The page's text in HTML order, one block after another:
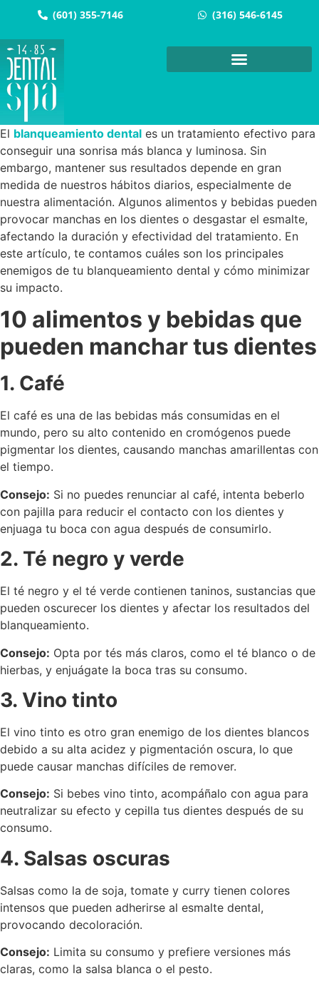
(601) 355-7146 (316) 546-6145
El blanqueamiento dental es un tratamiento efectivo para
conseguir una sonrisa más blanca y luminosa. Sin
embargo, mantener sus resultados depende en gran
medida de nuestros hábitos diarios, especialmente de
nuestra alimentación. Algunos alimentos y bebidas pueden
provocar manchas en los dientes o desgastar el esmalte,
afectando la duración y efectividad del tratamiento. En
este artículo, te contamos cuáles son los principales
enemigos de tu blanqueamiento dental y cómo minimizar
su impacto.
10 alimentos y bebidas que
pueden manchar tus dientes
1. Café
El café es una de las bebidas más consumidas en el
mundo, pero su alto contenido en cromógenos puede
pigmentar los dientes, causando manchas amarillentas con
el tiempo.
Consejo: Si no puedes renunciar al café, intenta beberlo
con pajilla para reducir el contacto con los dientes y
enjuaga tu boca con agua después de consumirlo.
2. Té negro y verde
El té negro y el té verde contienen taninos, sustancias que
pueden oscurecer los dientes y afectar los resultados del
blanqueamiento.
Consejo: Opta por tés más claros, como el té blanco o de
hierbas, y enjuágate la boca tras su consumo.
3. Vino tinto
El vino tinto es otro gran enemigo de los dientes blancos
debido a su alta acidez y pigmentación oscura, lo que
puede causar manchas difíciles de remover.
Consejo: Si bebes vino tinto, acompáñalo con agua para
neutralizar su efecto y cepilla tus dientes después de su
consumo.
4. Salsas oscuras
Salsas como la de soja, tomate y curry tienen colores
intensos que pueden adherirse al esmalte dental,
provocando decoloración.
Consejo: Limita su consumo y prefiere versiones más
claras, como la salsa blanca o el pesto.